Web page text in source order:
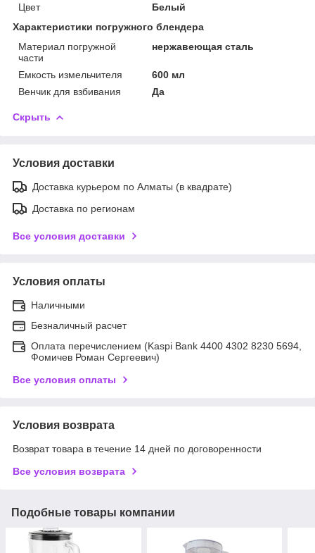
Цвет
Белый
Характеристики погружного блендера
Материал погружной
части
нержавеющая сталь
Емкость измельчителя
600 мл
Венчик для взбивания
Да
Скрыть
Условия доставки
Доставка курьером по Алматы (в квадрате)
Доставка по регионам
Все условия доставки
Условия оплаты
Наличными
Безналичный расчет
Оплата перечислением (Kaspi Bank 4400 4302 8230 5694,
Фомичев Роман Сергеевич)
Все условия оплаты
Условия возврата
Возврат товара в течение 14 дней по договоренности
Все условия возврата
Подобные товары компании